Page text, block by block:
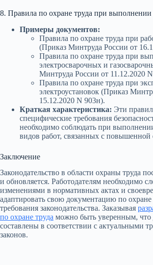
8. Правила по охране труда при выполнении
Примеры документов:
Правила по охране труда при
(Приказ Минтруда России от
Правила по охране труда при
электросварочных и
Минтруда России от 11.12.2020
Правила по охране труда при
электроустановок (Приказ
15.12.2020 N 903н).
Краткая характеристика: Эти
специфические требования
необходимо соблюдать при
видов работ, связанных с повышенной
Заключение
Законодательство в области охраны труда
и обновляется. Работодателям необходимо
изменениями в нормативных актах и
адаптировать свою документацию по охране
требования законодательства. Заказывая
по охране труда можно быть уверенным,
составлены в соответствии с актуальными
законов.